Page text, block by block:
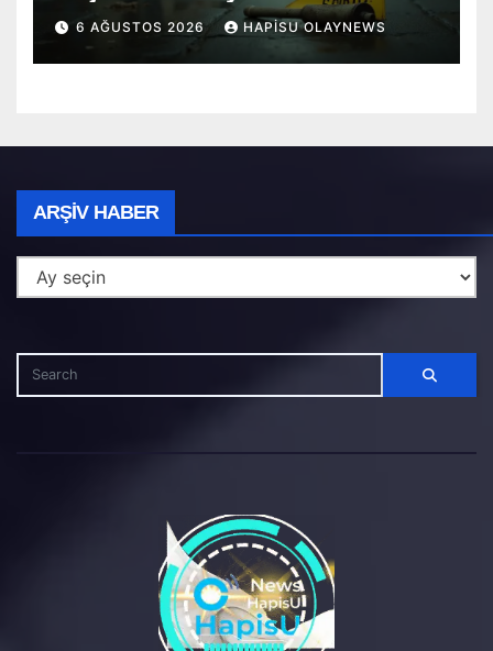
Süren Adalet Mücadelesi
6 AĞUSTOS 2026 HAPISU OLAYNEWS
ARŞIV HABER
Haber